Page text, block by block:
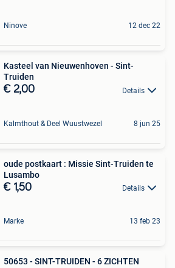
Ninove 12 dec 22
Kasteel van Nieuwenhoven - Sint-
Truiden
€ 2,00 Details
Kalmthout & Deel Wuustwezel 8 jun 25
oude postkaart : Missie Sint-Truiden te
Lusambo
€ 1,50 Details
Marke 13 feb 23
50653 - SINT-TRUIDEN - 6 ZICHTEN